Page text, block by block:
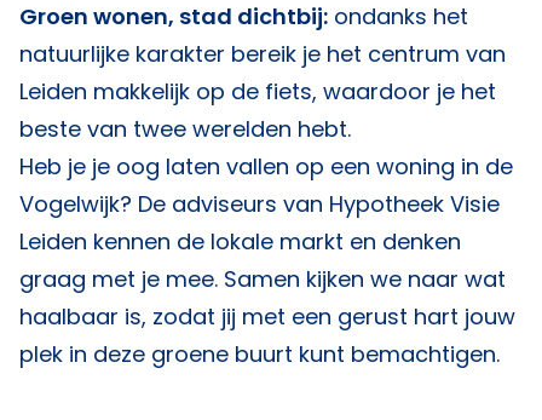
Groen wonen, stad dichtbij: ondanks het
natuurlijke karakter bereik je het centrum van
Leiden makkelijk op de fiets, waardoor je het
beste van twee werelden hebt.
Heb je je oog laten vallen op een woning in de
Vogelwijk? De adviseurs van Hypotheek Visie
Leiden kennen de lokale markt en denken
graag met je mee. Samen kijken we naar wat
haalbaar is, zodat jij met een gerust hart jouw
plek in deze groene buurt kunt bemachtigen.